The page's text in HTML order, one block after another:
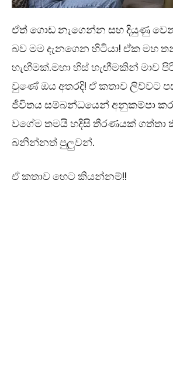
ඒත් ගොඩ නැගෙන්න සහ දියුණු
බව මම දැනගෙන හිටියා! ඒක මහ
හැඟීමක්.මහා හිස් හැඟීමකින් මාව
වුණේ ඔය අතරදි! ඒ කතාව ලිව්වට
ජීවිතය සම්බන්ධයෙන් අනුකම්පා
වගේම තමයි හදිසි තීරණයක් ගත්තා
බනින්නත් පුලුවන්.
ඒ කතාව හෙට කියන්නම්!!